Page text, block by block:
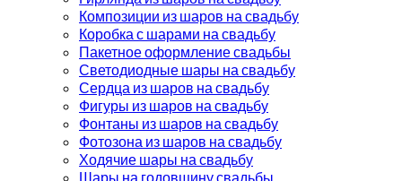
Композиции из шаров на свадьбу
Коробка с шарами на свадьбу
Пакетное оформление свадьбы
Светодиодные шары на свадьбу
Сердца из шаров на свадьбу
Фигуры из шаров на свадьбу
Фонтаны из шаров на свадьбу
Фотозона из шаров на свадьбу
Ходячие шары на свадьбу
Шары на годовщину свадьбы